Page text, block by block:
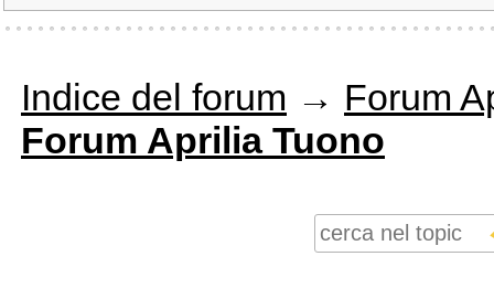
Indice del forum → Forum
Forum Aprilia Tuono